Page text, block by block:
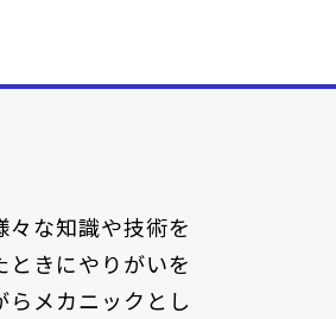
な知識や技術を
きにやりがいを
メカニックとし